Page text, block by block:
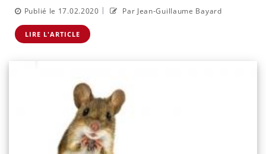
Publié le 17.02.2020 | Par Jean-Guillaume Bayard
LIRE L'ARTICLE